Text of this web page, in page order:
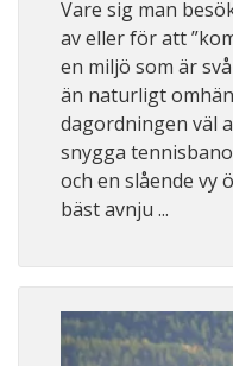
Vare sig man
av eller för att
en miljö som är
än naturligt
dagordningen väl
snygga
och en slående vy
bäst avnju ...